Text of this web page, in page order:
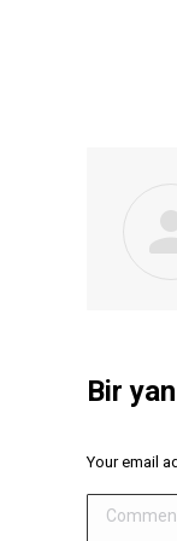
Bir
Your email
Comment